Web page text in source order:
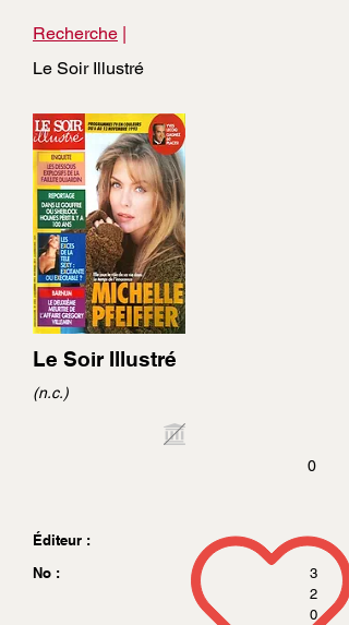
Recherche |
Le Soir Illustré
Le Soir Illustré
(n.c.)
0
Éditeur :
No :
3
2
0